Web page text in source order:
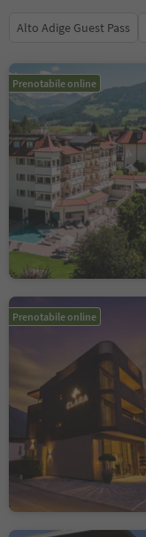
Alto Adige Guest Pass
Prenotabile online
Prenotabile online